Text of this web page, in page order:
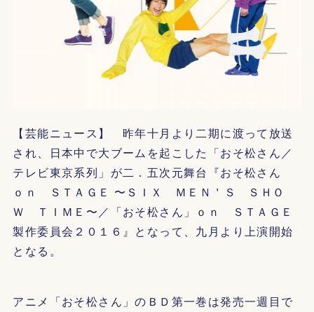
【芸能ニュース】 昨年十月より二期に渡って放送
され、日本中で大ブームを起こした「おそ松さん／
テレビ東京系列」が二．五次元舞台『おそ松さん
ｏｎ ＳＴＡＧＥ 〜ＳＩＸ ＭＥＮ＇Ｓ ＳＨＯ
Ｗ ＴＩＭＥ〜／「おそ松さん」ｏｎ ＳＴＡＧＥ
製作委員会２０１６』となって、九月より上演開始
となる。
アニメ「おそ松さん」のＢＤ第一巻は発売一週目で